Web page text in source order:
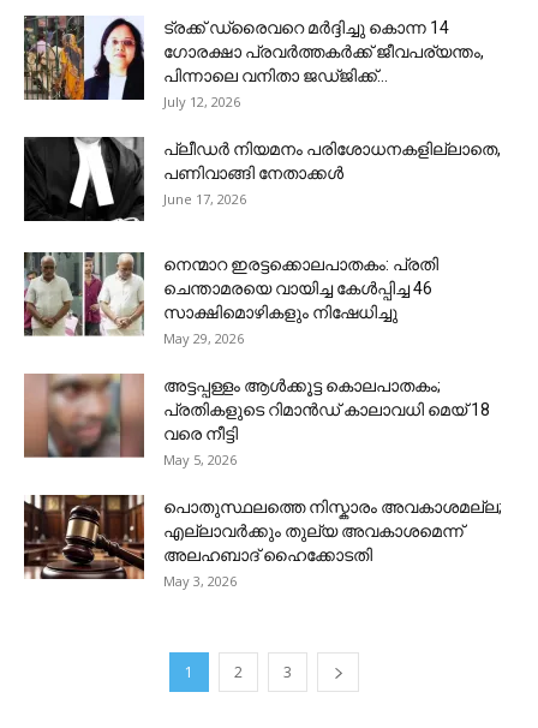
ട്രക്ക് ഡ്രൈവറെ മര്‍ദ്ദിച്ചു കൊന്ന 14
ഗോരക്ഷാ പ്രവര്‍ത്തകര്‍ക്ക് ജീവപര്യന്തം,
പിന്നാലെ വനിതാ ജഡ്ജിക്ക്...
July 12, 2026
പ്ലീഡര്‍ നിയമനം പരിശോധനകളില്ലാതെ,
പണിവാങ്ങി നേതാക്കള്‍
June 17, 2026
നെന്മാറ ഇരട്ടക്കൊലപാതകം: പ്രതി
ചെന്താമരയെ വായിച്ച കേൾപ്പിച്ച 46
സാക്ഷിമൊഴികളും നിഷേധിച്ചു
May 29, 2026
അട്ടപ്പള്ളം ആൾക്കൂട്ട കൊലപാതകം;
പ്രതികളുടെ റിമാൻഡ് കാലാവധി മെയ് 18
വരെ നീട്ടി
May 5, 2026
പൊതുസ്ഥലത്തെ നിസ്കാരം അവകാശമല്ല;
എല്ലാവര്‍ക്കും തുല്യ അവകാശമെന്ന്
അലഹബാദ് ഹൈക്കോടതി
May 3, 2026
1 2 3